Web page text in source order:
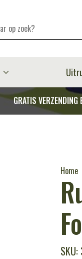
GRATIS
Home